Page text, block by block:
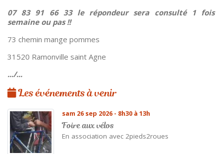
07 83 91 66 33 le répondeur sera consulté 1 fois
semaine ou pas !!
73 chemin mange pommes
31520 Ramonville saint Agne
.../...
Les événements à venir
sam 26 sep 2026 - 8h30 à 13h
Foire aux vélos
En association avec 2pieds2roues